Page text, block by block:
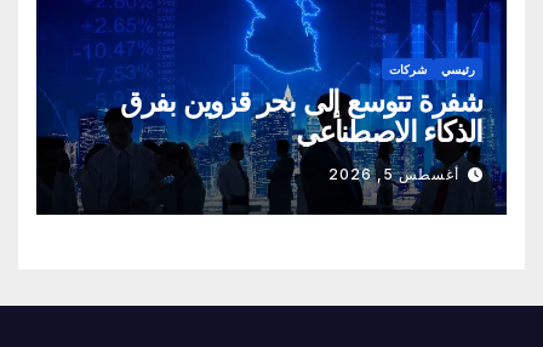
رئيسي شركات
شفرة تتوسع إلى بحر قزوين بفرق
الذكاء الاصطناعي
أغسطس 5, 2026